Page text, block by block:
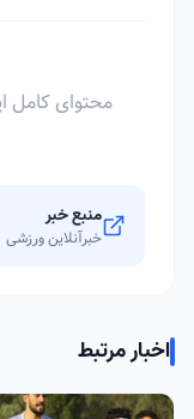
محتوای کامل
منبع خبر
خبرآنلاین ورزشی
اخبار مرتبط